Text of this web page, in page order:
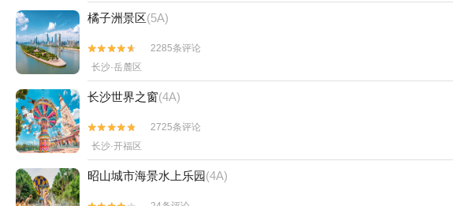
橘子洲景区(5A)


2285条评论
长沙·岳麓区
长沙世界之窗(4A)


2725条评论
长沙·开福区
昭山城市海景水上乐园(4A)